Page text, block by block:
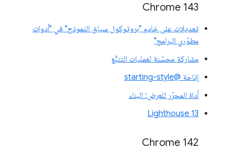
Chrome 143
تعديلات على خادم "بروتوكول سياق النموذج" في "أدوات
مطوّري البرامج"
مشاركة محسّنة لعمليات التتبُّع
إتاحة @starting-style
أداة المحرّر للعرض: البناء
Lighthouse 13
Chrome 142